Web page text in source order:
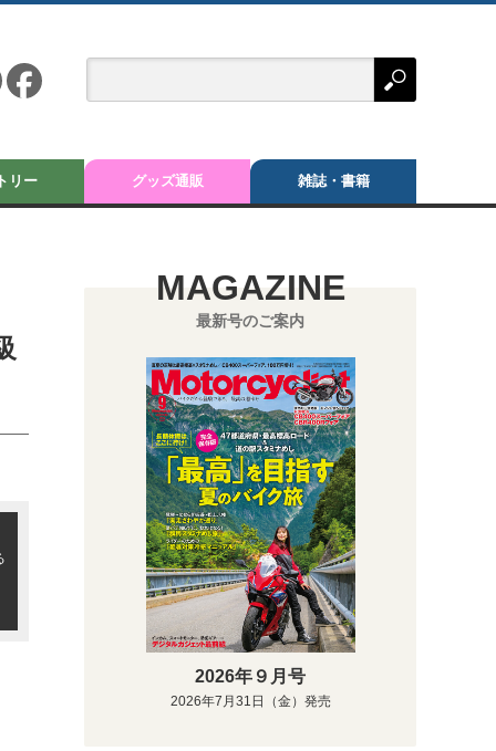
リー グッズ通販 雑誌・書籍
MAGAZINE
最新号のご案内
2026年９月号
2026年7月31日（金）発売